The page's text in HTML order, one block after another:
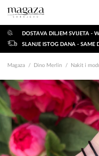
DOSTAVA DILJEM SVIJETA -
SLANJE ISTOG DANA - SAME
Magaza Dino Merlin Nakit i